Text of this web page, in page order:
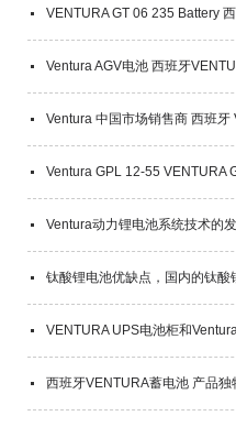
VENTURA GT 06 235 Battery
Ventura AGV电池 西班牙
Ventura 中国市场销售商 西班
Ventura GPL 12-55 VENTURA
Ventura动力锂电池系统技术的
钛酸锂电池优缺点，国内的钛酸
VENTURA UPS电池柜和
西班牙VENTURA蓄电池 产品